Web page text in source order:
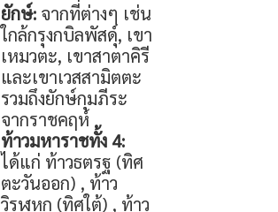
ยักษ์: จากที่ต่างๆ เช่น
ใกล้กรุงกบิลพัสดุ์, เขา
เหมวตะ, เขาสาตาคิรี
และเขาเวสสามิตตะ
รวมถึงยักษ์กุมภีระ
จากราชคฤห์
ท้าวมหาราชทั้ง 4:
ได้แก่ ท้าวธตรฐ (ทิศ
ตะวันออก) , ท้าว
วิรุฬหก (ทิศใต้) , ท้าว